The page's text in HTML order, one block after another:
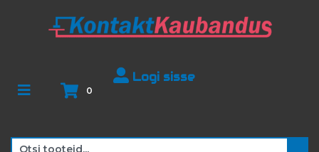
0
Logi sisse